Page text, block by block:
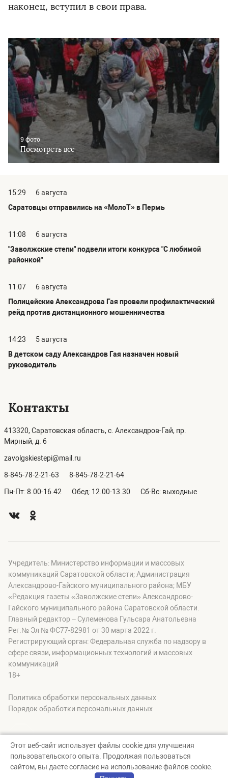
наконец, вступил в свои права.
9 фото
Посмотреть все
15:29
6 августа
Саратовцы отправились на «МолоТ» в Пермь
11:08
6 августа
"Заволжские степи" подвели итоги конкурса "С любимой
районкой"
11:07
6 августа
Полицейские Александрова Гая провели профилактический
рейд против дистанционного мошенничества
14:23
5 августа
В детском саду Александров Гая назначен новый
руководитель
Контакты
413320, Саратовская область, с. Александров-Гай, пр.
Мирный, д. 6
zavolgskiestepi@mail.ru
8-845-78-2-21-63 8-845-78-2-21-64
Пн-Пт: 8.00-16.42 Обед: 12.00-13.30 Сб-Вс: выходные
Учредитель: Министерство информации и массовых
коммуникаций Саратовской области; Администрация
Александрово-Гайского муниципального района; МБУ
«Редакция газеты «Заволжские степи» Александрово-
Гайского муниципального района Саратовской области.
Главный редактор – Сулеменова Гульсара Анатольевна
Рег.№ Эл № ФС77-82981 от 30 марта 2022 г.
Регистрирующий орган: Федеральная служба по надзору в
сфере связи, информационных технологий и массовых
коммуникаций
18+
Политика обработки персональных данных
Порядок обработки персональных данных
© zavolgskiestepi, 2026
Создание сайта — nopreset
Этот веб-сайт использует файлы cookie для улучшения
пользовательского опыта. Продолжая пользоваться
сайтом, вы даете согласие на использование файлов cookie.